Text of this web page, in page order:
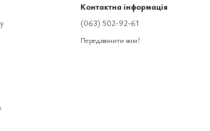
Контактна інформація
(063) 502-92-61
Передзвонити вам?